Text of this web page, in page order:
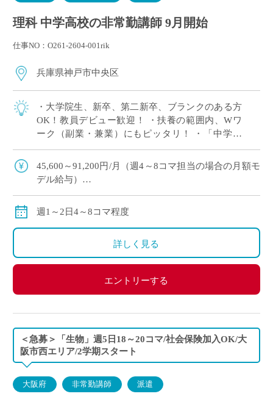
理科 中学高校の非常勤講師 9月開始
仕事NO：O261-2604-001rik
兵庫県神戸市中央区
・大学院生、新卒、第二新卒、ブランクのある方
OK！教員デビュー歓迎！ ・扶養の範囲内、Wワ
ーク（副業・兼業）にもピッタリ！ ・「中学理
ソ」のいずれか1科目が担当できればOK […]
45,600～91,200円/月（週4～8コマ担当の場合の月額モ
デル給与）
※ご勤務スタート時期によって、初月の給与は日割計
週1～2日4～8コマ程度
詳しく見る
エントリーする
＜急募＞「生物」週5日18～20コマ/社会保険加入OK/大
阪市西エリア/2学期スタート
大阪府 非常勤講師 派遣